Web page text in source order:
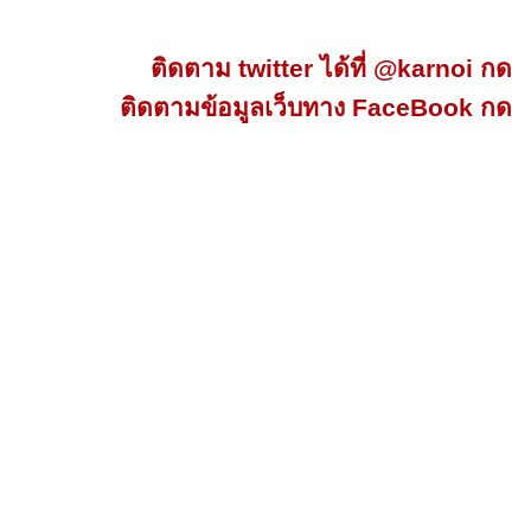
ติดตาม twitter ได้ที่ @karnoi กด
ติดตามข้อมูลเว็บทาง FaceBook กด